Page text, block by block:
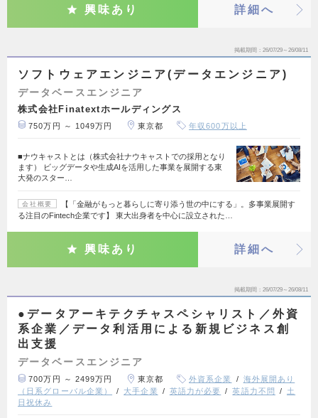
興味あり 詳細へ
掲載期間 26/07/29～26/08/11
ソフトウェアエンジニア(データエンジニア)
データベースエンジニア
株式会社Finatextホールディングス
750万円 ～ 1049万円 東京都 年収600万以上
■ナウキャストとは（株式会社ナウキャストでの採用となり
ます） ビッグデータや生成AIを活用した事業を展開する東
大発のスター…
会社概要
【「金融がもっと暮らしに寄り添う世の中にする」。多事業展開す
る注目のFintech企業です】 東大出身者を中心に設立された…
興味あり 詳細へ
掲載期間 26/07/29～26/08/11
●データアーキテクチャスペシャリスト／外資
系企業／データ利活用による新規ビジネス創
出支援
データベースエンジニア
700万円 ～ 2499万円 東京都 外資系企業
海外展開あり
（日系グローバル企業）
大手企業 英語力が必要 英語力不問
土
日祝休み